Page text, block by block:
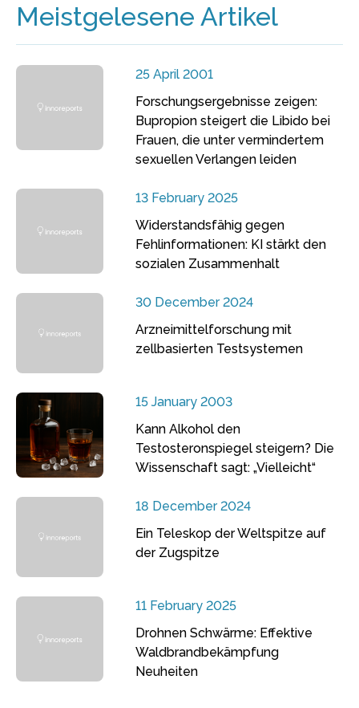
Meistgelesene Artikel
25 April 2001
Forschungsergebnisse zeigen:
Bupropion steigert die Libido bei
Frauen, die unter vermindertem
sexuellen Verlangen leiden
13 February 2025
Widerstandsfähig gegen
Fehlinformationen: KI stärkt den
sozialen Zusammenhalt
30 December 2024
Arzneimittelforschung mit
zellbasierten Testsystemen
15 January 2003
Kann Alkohol den
Testosteronspiegel steigern? Die
Wissenschaft sagt: „Vielleicht“
18 December 2024
Ein Teleskop der Weltspitze auf
der Zugspitze
11 February 2025
Drohnen Schwärme: Effektive
Waldbrandbekämpfung
Neuheiten